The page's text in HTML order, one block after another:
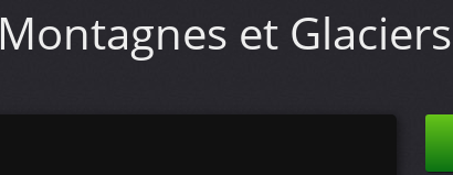
Montagnes et Glaciers